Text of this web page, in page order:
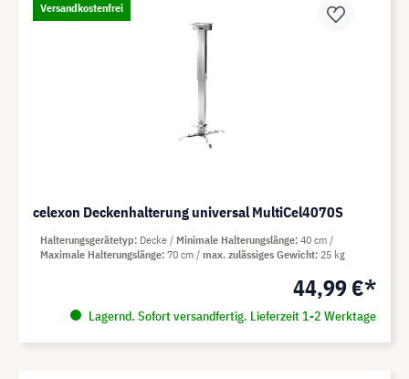
Versandkostenfrei
celexon Deckenhalterung universal MultiCel4070S
44,99 €*
Lagernd. Sofort versandfertig. Lieferzeit 1-2 Werktage
Halterungsgerätetyp Decke Minimale Halterungslänge 40 cm
Maximale Halterungslänge 70 cm max. zulässiges Gewicht 25 kg